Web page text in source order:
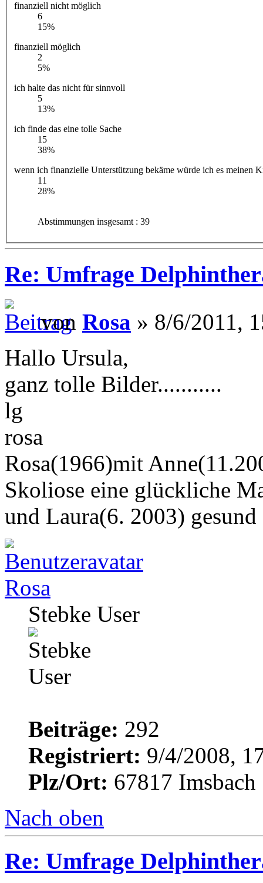
finanziell nicht möglich
6
15%
finanziell möglich
2
5%
ich halte das nicht für sinnvoll
5
13%
ich finde das eine tolle Sache
15
38%
wenn ich finanzielle Unterstützung bekäme würde ich es meinen
11
28%
Abstimmungen insgesamt : 39
Re: Umfrage
von Rosa » 8/6/2011,
Hallo Ursula,
ganz tolle Bilder...........
lg
rosa
Rosa(1966)mit
Skoliose eine glückliche
und Laura(6. 2003) gesund
Rosa
Stebke User
Beiträge: 292
Registriert: 9/4/2008,
Plz/Ort: 67817 Imsbach
Nach oben
Re: Umfrage